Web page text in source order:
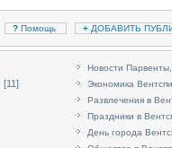
? Помощь + ДОБАВИТЬ
Новости
[11]
Экономика
Развлечения в
Праздники в
День города